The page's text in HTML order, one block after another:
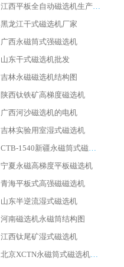
江西平板全自动磁选机生产厂家
黑龙江干式磁选机厂家
广西永磁筒式强磁选机
山东干式磁选机批发
吉林永磁磁选机结构图
陕西钛铁矿高梯度磁选机
广西河沙磁选机的电机
吉林实验用室湿式磁选机
CTB-1540新疆永磁筒式磁选机
宁夏永磁高梯度平板磁选机
青海平板式高强磁磁选机
山东半逆流湿式磁选机
河南磁选机永磁筒结构图
江西钛尾矿湿式磁选机
北京XCTN永磁筒式磁选机磁块位置